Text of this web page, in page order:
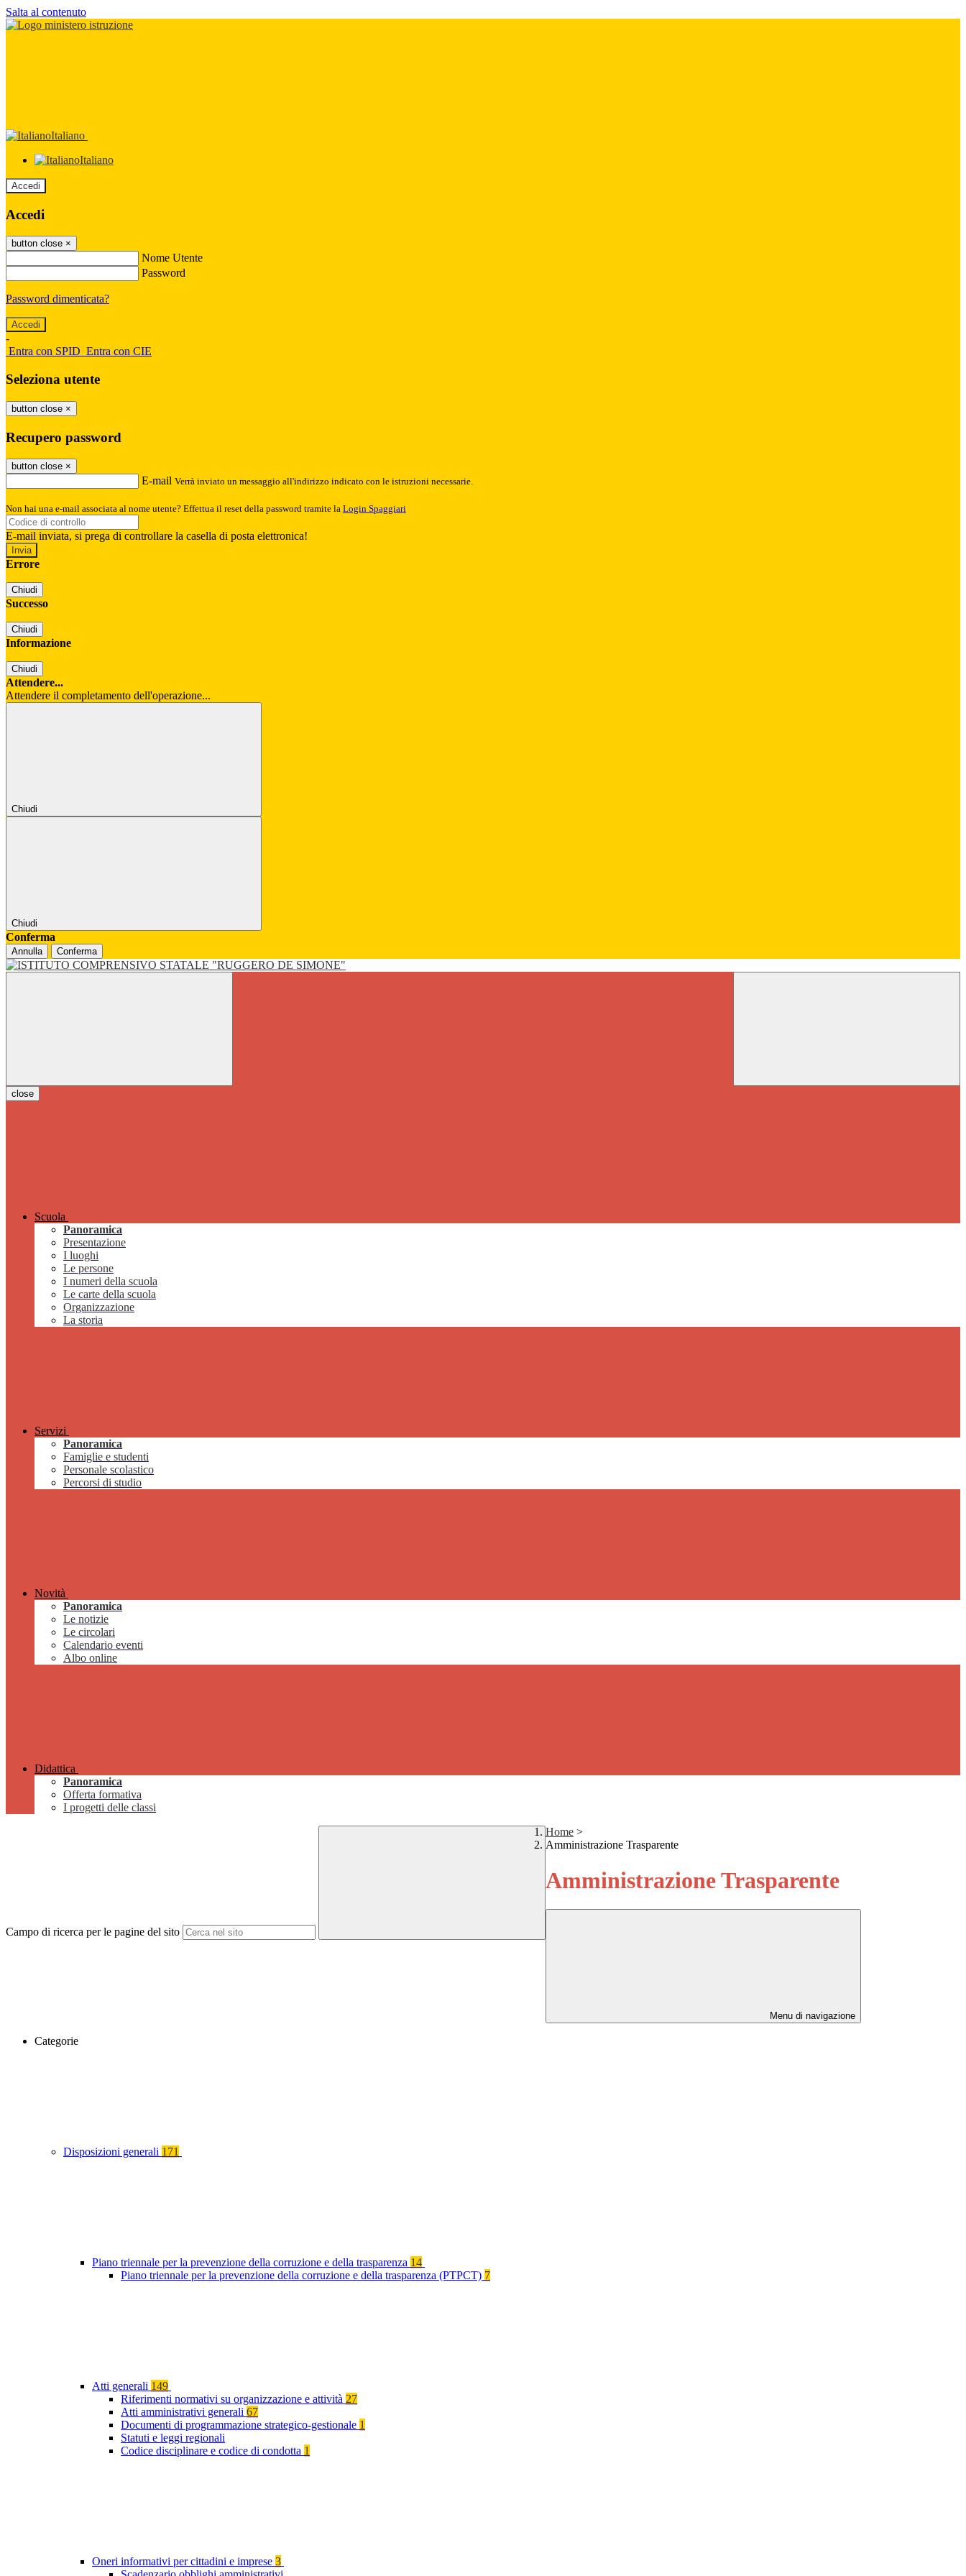
Salta al contenuto
Italiano
Italiano
Accedi
Accedi
button close ×
Nome Utente
Password
Password dimenticata?
-
Entra con SPID Entra con CIE
Seleziona utente
button close ×
Recupero password
button close ×
E-mail Verrà inviato un messaggio all'indirizzo indicato con le istruzioni necessarie.
Non hai una e-mail associata al nome utente? Effettua il reset della password tramite la Login Spaggiari
E-mail inviata, si prega di controllare la casella di posta elettronica!
Errore
Chiudi
Successo
Chiudi
Informazione
Chiudi
Attendere...
Attendere il completamento dell'operazione...
Chiudi
Chiudi
Conferma
Annulla Conferma
close
Scuola
Panoramica
Presentazione
I luoghi
Le persone
I numeri della scuola
Le carte della scuola
Organizzazione
La storia
Servizi
Panoramica
Famiglie e studenti
Personale scolastico
Percorsi di studio
Novità
Panoramica
Le notizie
Le circolari
Calendario eventi
Albo online
Didattica
Panoramica
Offerta formativa
I progetti delle classi
Campo di ricerca per le pagine del sito
Home >
Amministrazione Trasparente
Amministrazione Trasparente
Menu di navigazione
Categorie
Disposizioni generali 171
Piano triennale per la prevenzione della corruzione e della trasparenza 14
Piano triennale per la prevenzione della corruzione e della trasparenza (PTPCT) 7
Atti generali 149
Riferimenti normativi su organizzazione e attività 27
Atti amministrativi generali 67
Documenti di programmazione strategico-gestionale 1
Statuti e leggi regionali
Codice disciplinare e codice di condotta 1
Oneri informativi per cittadini e imprese 3